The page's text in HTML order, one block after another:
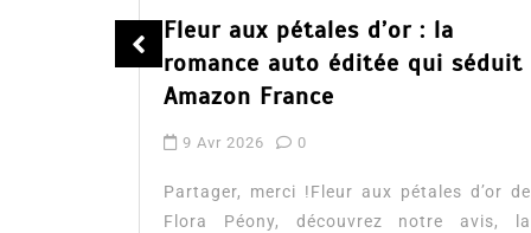
Fleur aux pétales d’or : la
romance auto éditée qui séduit
Amazon France
9 Avr 2026 0
Partager, merci !Fleur aux pétales d’or de
Flora Péony, découvrez notre avis, la